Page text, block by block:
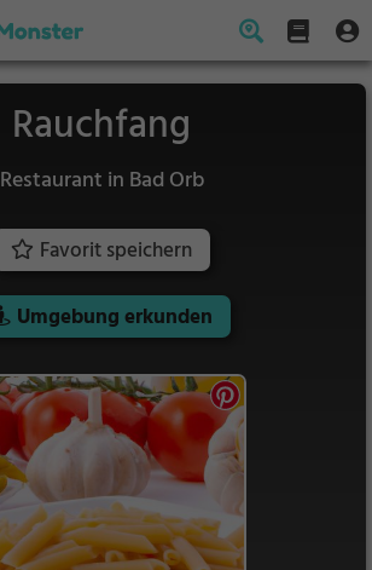
Rauchfang
Restaurant in Bad Orb
Favorit speichern
Umgebung erkunden